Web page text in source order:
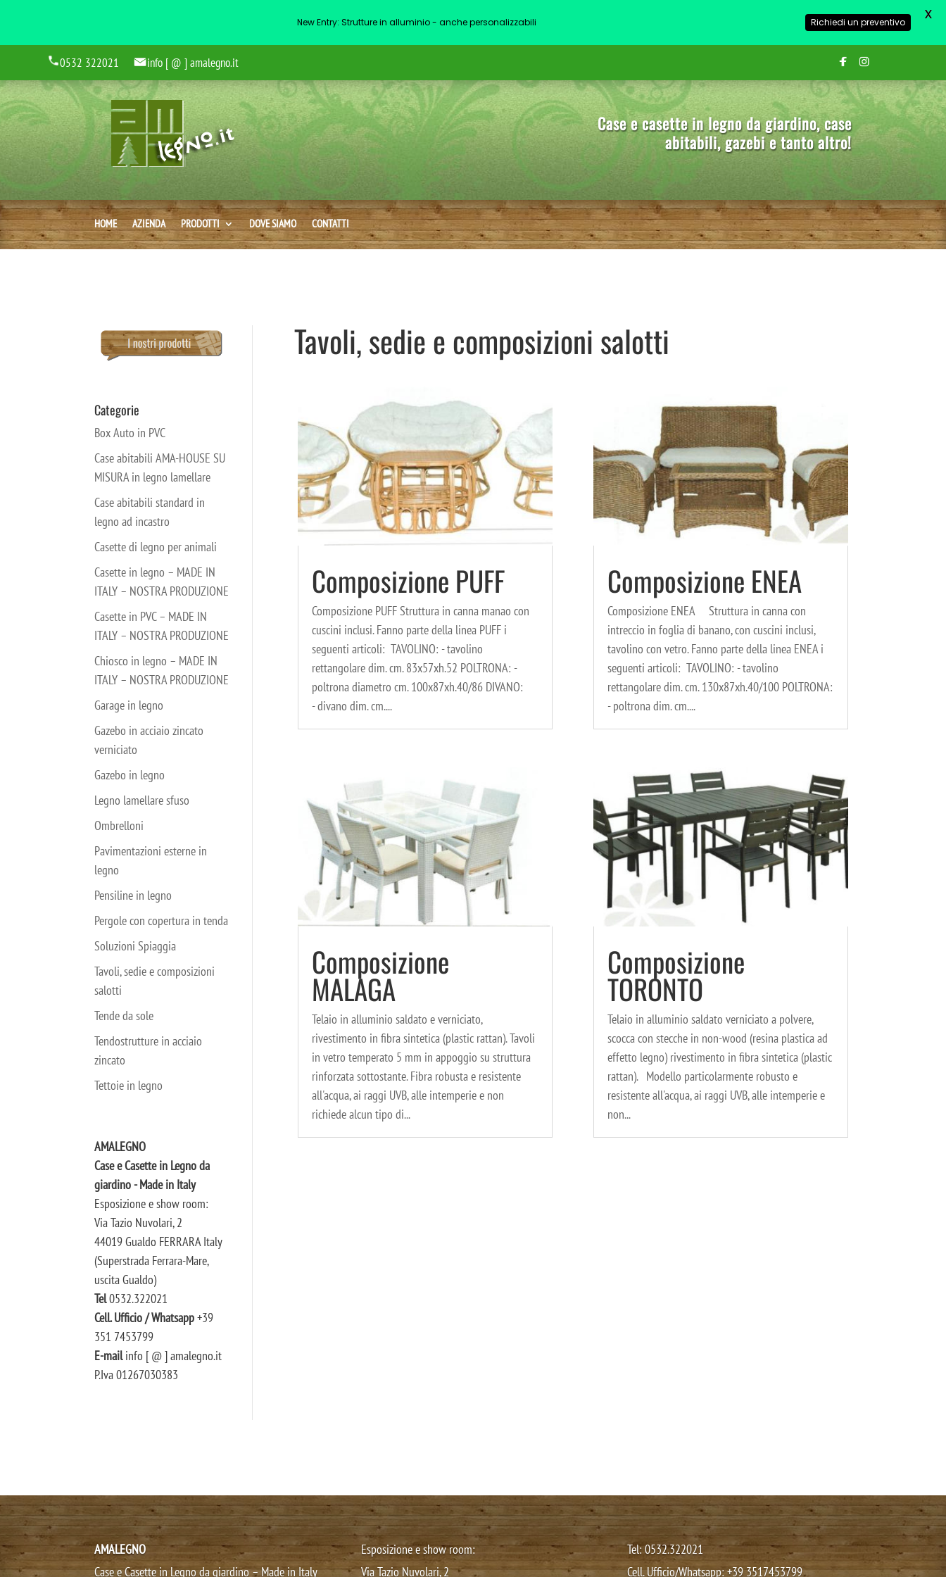
0532 322021 info [ @ ] amalegno.it
Case e casette in legno da giardino, case
abitabili, gazebi e tanto altro!
HOME AZIENDA PRODOTTI DOVE SIAMO CONTATTI
Categorie
Box Auto in PVC
Case abitabili AMA-HOUSE SU
MISURA in legno lamellare
Case abitabili standard in
legno ad incastro
Casette di legno per animali
Casette in legno – MADE IN
ITALY – NOSTRA PRODUZIONE
Casette in PVC – MADE IN
ITALY – NOSTRA PRODUZIONE
Chiosco in legno – MADE IN
ITALY – NOSTRA PRODUZIONE
Garage in legno
Gazebo in acciaio zincato
verniciato
Gazebo in legno
Legno lamellare sfuso
Ombrelloni
Pavimentazioni esterne in
legno
Pensiline in legno
Pergole con copertura in tenda
Soluzioni Spiaggia
Tavoli, sedie e composizioni
salotti
Tende da sole
Tendostrutture in acciaio
zincato
Tettoie in legno
AMALEGNO
Case e Casette in Legno da
giardino - Made in Italy
Esposizione e show room:
Via Tazio Nuvolari, 2
44019 Gualdo FERRARA Italy
(Superstrada Ferrara-Mare,
uscita Gualdo)
Tel0532.322021
Cell. Ufficio / Whatsapp+39
351 7453799
E-mailinfo [ @ ] amalegno.it
P.Iva 01267030383
Tavoli, sedie e composizioni salotti
Composizione PUFF
Composizione PUFF Struttura in canna manao con
cuscini inclusi. Fanno parte della linea PUFF i
seguenti articoli: TAVOLINO: - tavolino
rettangolare dim. cm. 83x57xh.52 POLTRONA: -
poltrona diametro cm. 100x87xh.40/86 DIVANO:
- divano dim. cm....
Composizione
MALAGA
Telaio in alluminio saldato e verniciato,
rivestimento in fibra sintetica (plastic rattan). Tavoli
in vetro temperato 5 mm in appoggio su struttura
rinforzata sottostante. Fibra robusta e resistente
all'acqua, ai raggi UVB, alle intemperie e non
richiede alcun tipo di...
Composizione ENEA
Composizione ENEA Struttura in canna con
intreccio in foglia di banano, con cuscini inclusi,
tavolino con vetro. Fanno parte della linea ENEA i
seguenti articoli: TAVOLINO: - tavolino
rettangolare dim. cm. 130x87xh.40/100 POLTRONA:
- poltrona dim. cm....
Composizione
TORONTO
Telaio in alluminio saldato verniciato a polvere,
scocca con stecche in non-wood (resina plastica ad
effetto legno) rivestimento in fibra sintetica (plastic
rattan). Modello particolarmente robusto e
resistente all'acqua, ai raggi UVB, alle intemperie e
non...
AMALEGNO
Case e Casette in Legno da giardino – Made in Italy
Esposizione e show room:
Via Tazio Nuvolari, 2
Tel: 0532.322021
Cell. Ufficio/Whatsapp:+39 3517453799
New Entry: Strutture in alluminio - anche personalizzabili Richiedi un preventivo X